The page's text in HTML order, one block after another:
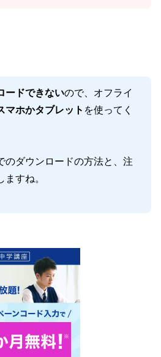
ードできないので、オフライ
マホかタブレット を使ってく
のダウンロードの方法と、注
すね。